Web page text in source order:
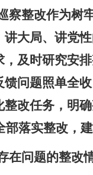
察整改作为树
讲大局、讲党
及时研究安排
馈问题照单全
改任务，明
部落实整改 ，
在问题的整改